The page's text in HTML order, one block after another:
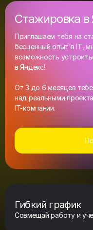
Стажировка в
Приглашаем тебя на
бесценный опыт в IT,
возможность
в Яндекс!
От 3 до 6 месяцев
над реальными
IT-компании.
Гибкий график
Совмещай работу и